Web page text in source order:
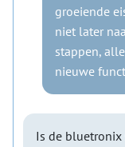
groeiende
niet later
stappen,
nieuwe
Is de